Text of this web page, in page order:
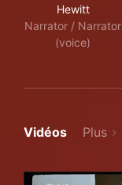
Hewitt
Narrator / Narrator
(voice)
Vidéos Plus